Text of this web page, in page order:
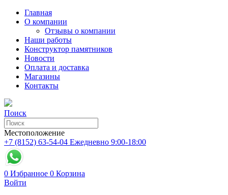
Главная
О компании
Отзывы о компании
Наши работы
Конструктор памятников
Новости
Оплата и доставка
Магазины
Контакты
Поиск
Местоположение
+7 (8152) 63-54-04 Ежедневно 9:00-18:00
0 Избранное 0 Корзина
Войти